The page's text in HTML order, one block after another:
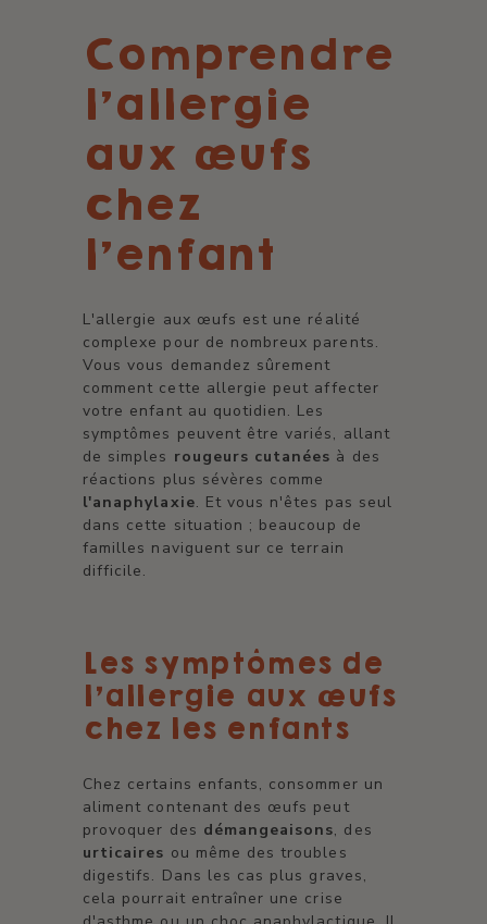
Comprendre
l'allergie
aux œufs
chez
l'enfant
L'allergie aux œufs est une réalité
complexe pour de nombreux parents.
Vous vous demandez sûrement
comment cette allergie peut affecter
votre enfant au quotidien. Les
symptômes peuvent être variés, allant
de simples rougeurs cutanées à des
réactions plus sévères comme
l'anaphylaxie. Et vous n'êtes pas seul
dans cette situation ; beaucoup de
familles naviguent sur ce terrain
difficile.
Les symptômes de
l'allergie aux œufs
chez les enfants
Chez certains enfants, consommer un
aliment contenant des œufs peut
provoquer des démangeaisons, des
urticaires ou même des troubles
digestifs. Dans les cas plus graves,
cela pourrait entraîner une crise